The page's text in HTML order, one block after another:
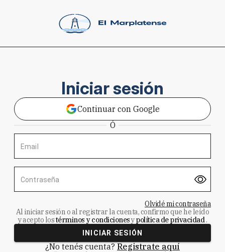
Iniciar sesión
Continuar con Google
Ó
Email
Contraseña
Olvidé mi contraseña
Al iniciar sesión o al registrar la cuenta, confirmo que he leído
y acepto lostérminos y condicionesypolítica de privacidad.
INICIAR SESIÓN
¿No tenés cuenta? Registrate aquí